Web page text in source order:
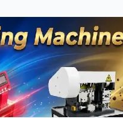
làm bi, máy làm hạt rỗng và